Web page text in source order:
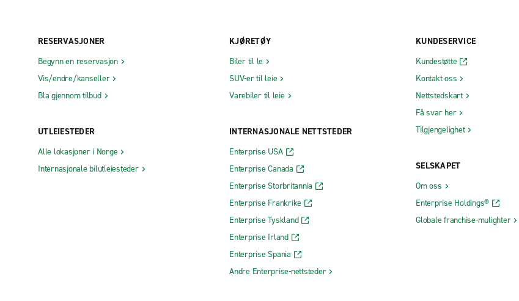
RESERVASJONER
Begynn en reservasjon
Vis/endre/kanseller
Bla gjennom tilbud
UTLEIESTEDER
Alle lokasjoner i Norge
Internasjonale bilutleiesteder
KJØRETØY
Biler til le
SUV-er til leie
Varebiler til leie
INTERNASJONALE NETTSTEDER
Enterprise USA
Enterprise Canada
Enterprise Storbritannia
Enterprise Frankrike
Enterprise Tyskland
Enterprise Irland
Enterprise Spania
Andre Enterprise-nettsteder
KUNDESERVICE
Kundestøtte
Kontakt oss
Nettstedskart
Få svar her
Tilgjengelighet
SELSKAPET
Om oss
Enterprise Holdings®
Globale franchise-mulighter